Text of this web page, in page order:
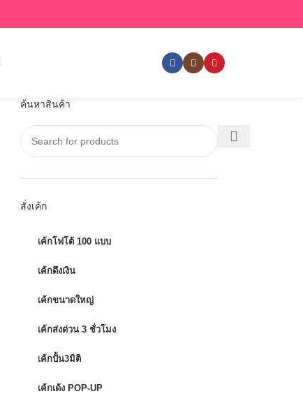
ค้นหาสินค้า
สั่งเค้ก
เค้กโฟโต้ 100 แบบ
เค้กดึงเงิน
เค้กขนาดใหญ่
เค้กส่งด่วน 3 ชั่วโมง
เค้กปั้น3มิติ
เค้กเด้ง POP-UP